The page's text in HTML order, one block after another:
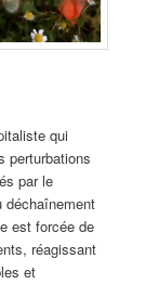
qui
perturbations
par le
déchaînement
est forcée de
réagissant
et